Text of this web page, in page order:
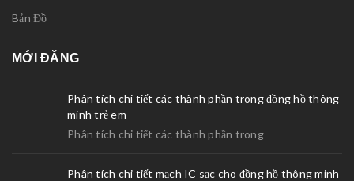
Bản Đồ
MỚI ĐĂNG
Phân tích chi tiết các thành phần trong đồng hồ thông
minh trẻ em
Phân tích chi tiết các thành phần trong
Phân tích chi tiết mạch IC sạc cho đồng hồ thông minh